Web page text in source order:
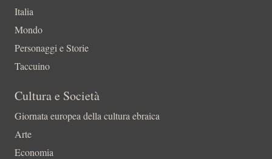
Italia
Mondo
Personaggi e Storie
Taccuino
Cultura e Società
Giornata europea della cultura ebraica
Arte
Economia